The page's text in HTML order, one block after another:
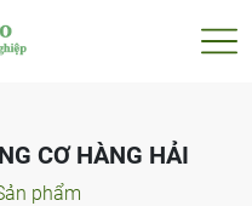
CƠ HÀNG HẢI
phẩm